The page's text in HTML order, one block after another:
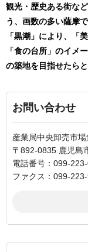
観光・歴史ある街な
う、画数の多い薩摩
「黒潮」により、「
「食の台所」のイメ
の築地を目指せたらと
お問い合わせ
産業局中央卸売市
〒892-0835 鹿児島
電話番号：099-
ファクス：099-